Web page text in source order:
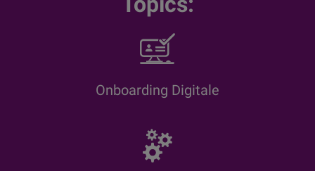
Onboarding Digitale